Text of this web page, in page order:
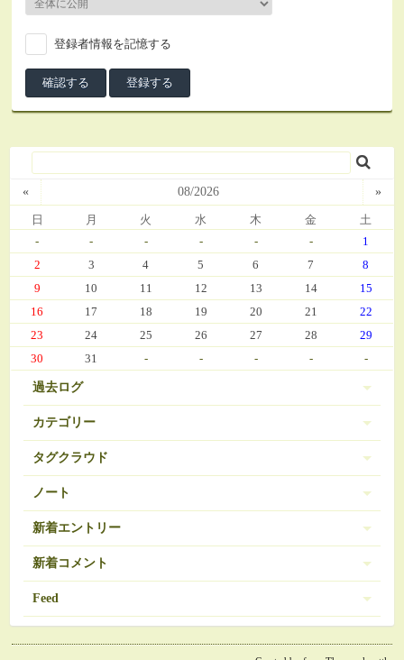
登録者情報を記憶する
« 08/2026 »
日 月 火 水 木 金 土
- - - - - -
1
2
3 4 5 6 7
8
9
10 11 12 13 14
15
16
17 18 19 20 21
22
23
24 25 26 27 28
29
30
31 - - - - -
過去ログ
カテゴリー
伊豆 (303)
日常 (560)
娘の成長 (669)
ゲーム (342)
ガーデニング (39)
タグクラウド
BRAVELY DEFAULT
SDガンダム お弁当
お気に入り（私）
アーマードコア エランシア
オンラインゲーム 508 ガンダム 24
ノート
ノートは登録されていません。
新着エントリー
javascript 再勉強中
新着コメント
Re:エランシア DSH版SS
2026/06/18 from 承認待ち
Feed